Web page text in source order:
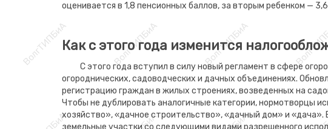
оценивается в 1,8 пенсионных баллов, за вторым ребенком —
Как с этого года изменится
С этого года вступил в силу новый регламент в сфере
огороднических, садоводческих и дачных объединениях.
регистрацию граждан в жилых строениях, возведенных на
Чтобы не дублировать аналогичные категории, нормотворцы
хозяйство», «дачное строительство», «дачный дом» и
земельные участки со следующими видами разрешенного